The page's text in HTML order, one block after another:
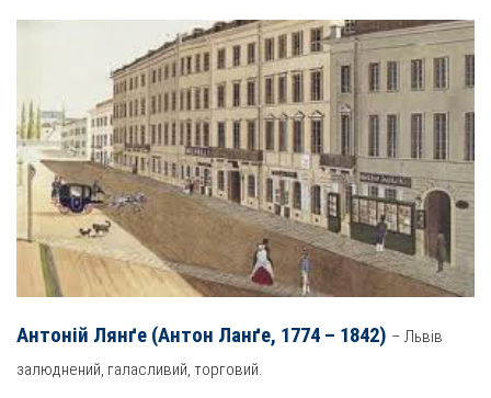
Антоній Лянґе (Антон Ланґе, 1774 – 1842) – Львів
залюднений, галасливий, торговий.